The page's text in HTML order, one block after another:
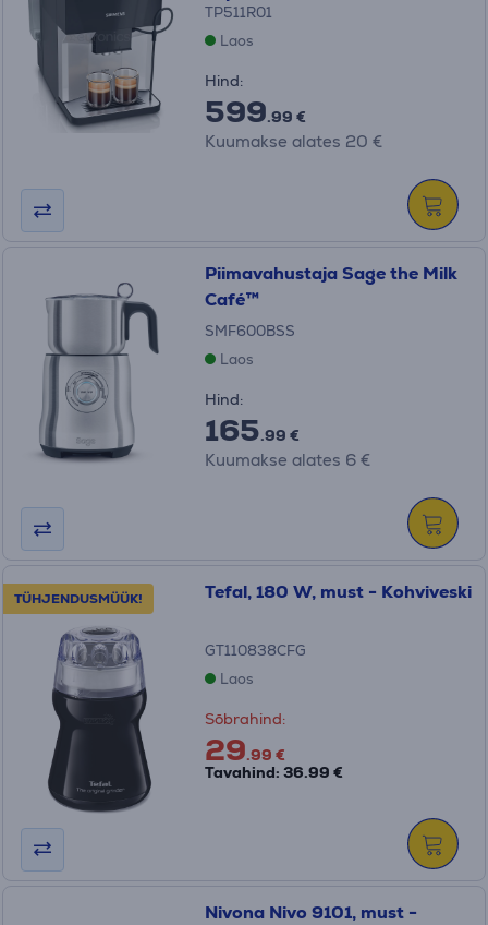
TP511R01
Laos
Hind:
599.99 €
Kuumakse alates 20 €
Piimavahustaja Sage the Milk
Café™
SMF600BSS
Laos
Hind:
165.99 €
Kuumakse alates 6 €
TÜHJENDUSMÜÜK! Tefal, 180 W, must - Kohviveski
GT110838CFG
Laos
Sõbrahind:
29.99 €
Tavahind: 36.99 €
Nivona Nivo 9101, must -